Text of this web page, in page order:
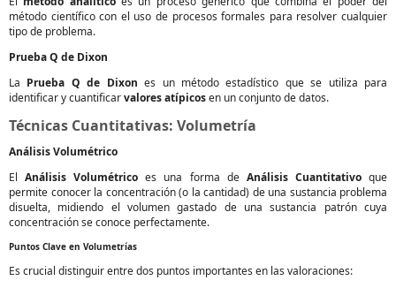
método científico con el uso de procesos formales para resolver cualquier
tipo de problema.
Prueba Q de Dixon
La Prueba Q de Dixon es un método estadístico que se utiliza para
identificar y cuantificarvalores atípicosen un conjunto de datos.
Técnicas Cuantitativas: Volumetría
Análisis Volumétrico
ElAnálisis Volumétrico es una forma de Análisis Cuantitativoque
permite conocer la concentración (o la cantidad) de una sustancia problema
disuelta, midiendo el volumen gastado de una sustancia patrón cuya
concentración se conoce perfectamente.
Puntos Clave en Volumetrías
Es crucial distinguir entre dos puntos importantes en las valoraciones: